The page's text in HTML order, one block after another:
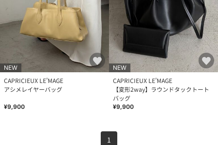
NEW
CAPRICIEUX LE'MAGE
アシメレイヤーバッグ
¥9,900
NEW
CAPRICIEUX LE'MAGE
【変形2way】ラウンドタックトート
バッグ
¥9,900
1